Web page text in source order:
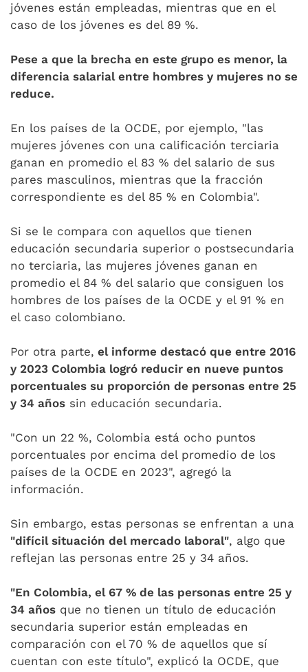
jóvenes están empleadas, mientras que en el
caso de los jóvenes es del 89 %.
Pese a que la brecha en este grupo es menor, la
diferencia salarial entre hombres y mujeres no se
reduce.
En los países de la OCDE, por ejemplo, "las
mujeres jóvenes con una calificación terciaria
ganan en promedio el 83 % del salario de sus
pares masculinos, mientras que la fracción
correspondiente es del 85 % en Colombia".
Si se le compara con aquellos que tienen
educación secundaria superior o postsecundaria
no terciaria, las mujeres jóvenes ganan en
promedio el 84 % del salario que consiguen los
hombres de los países de la OCDE y el 91 % en
el caso colombiano.
Por otra parte, el informe destacó que entre 2016
y 2023 Colombia logró reducir en nueve puntos
porcentuales su proporción de personas entre 25
y 34 años sin educación secundaria.
"Con un 22 %, Colombia está ocho puntos
porcentuales por encima del promedio de los
países de la OCDE en 2023", agregó la
información.
Sin embargo, estas personas se enfrentan a una
"difícil situación del mercado laboral", algo que
reflejan las personas entre 25 y 34 años.
"En Colombia, el 67 % de las personas entre 25 y
34 años que no tienen un título de educación
secundaria superior están empleadas en
comparación con el 70 % de aquellos que sí
cuentan con este título", explicó la OCDE, que